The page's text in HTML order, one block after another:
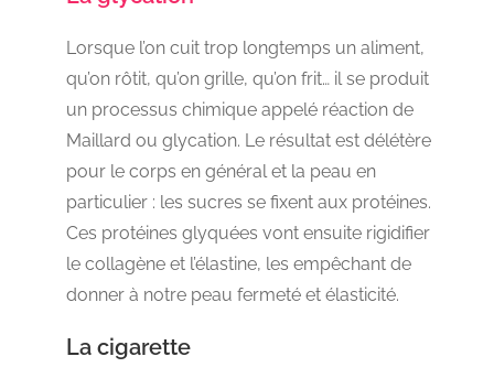
Lorsque l’on cuit trop longtemps un aliment,
qu’on rôtit, qu’on grille, qu’on frit… il se produit
un processus chimique appelé réaction de
Maillard ou glycation. Le résultat est délétère
pour le corps en général et la peau en
particulier : les sucres se fixent aux protéines.
Ces protéines glyquées vont ensuite rigidifier
le collagène et l’élastine, les empêchant de
donner à notre peau fermeté et élasticité.
La cigarette